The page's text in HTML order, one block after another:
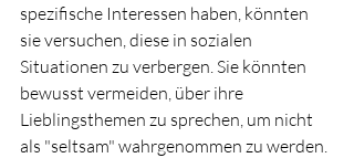
spezifische Interessen haben, könnten
sie versuchen, diese in sozialen
Situationen zu verbergen. Sie könnten
bewusst vermeiden, über ihre
Lieblingsthemen zu sprechen, um nicht
als "seltsam" wahrgenommen zu werden.